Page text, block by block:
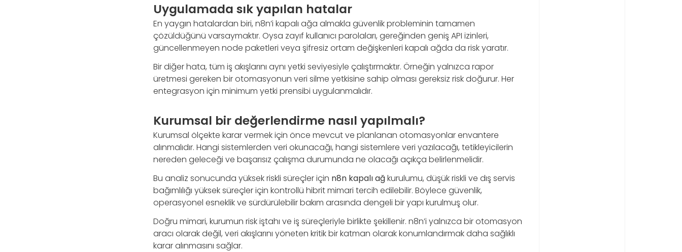
Uygulamada sık yapılan hatalar
En yaygın hatalardan biri, n8n’i kapalı ağa almakla güvenlik probleminin tamamen
çözüldüğünü varsaymaktır. Oysa zayıf kullanıcı parolaları, gereğinden geniş API izinleri,
güncellenmeyen node paketleri veya şifresiz ortam değişkenleri kapalı ağda da risk yaratır.
Bir diğer hata, tüm iş akışlarını aynı yetki seviyesiyle çalıştırmaktır. Örneğin yalnızca rapor
üretmesi gereken bir otomasyonun veri silme yetkisine sahip olması gereksiz risk doğurur. Her
entegrasyon için minimum yetki prensibi uygulanmalıdır.
Kurumsal bir değerlendirme nasıl yapılmalı?
Kurumsal ölçekte karar vermek için önce mevcut ve planlanan otomasyonlar envantere
alınmalıdır. Hangi sistemlerden veri okunacağı, hangi sistemlere veri yazılacağı, tetikleyicilerin
nereden geleceği ve başarısız çalışma durumunda ne olacağı açıkça belirlenmelidir.
Bu analiz sonucunda yüksek riskli süreçler için n8n kapalı ağkurulumu, düşük riskli ve dış servis
bağımlılığı yüksek süreçler için kontrollü hibrit mimari tercih edilebilir. Böylece güvenlik,
operasyonel esneklik ve sürdürülebilir bakım arasında dengeli bir yapı kurulmuş olur.
Doğru mimari, kurumun risk iştahı ve iş süreçleriyle birlikte şekillenir. n8n’i yalnızca bir otomasyon
aracı olarak değil, veri akışlarını yöneten kritik bir katman olarak konumlandırmak daha sağlıklı
karar alınmasını sağlar.